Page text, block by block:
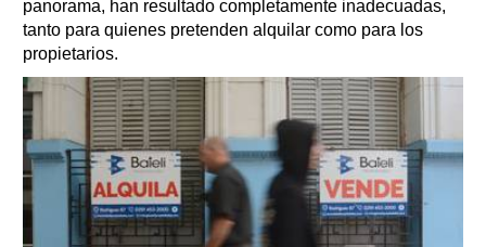
panorama, han resultado completamente inadecuadas,
tanto para quienes pretenden alquilar como para los
propietarios.